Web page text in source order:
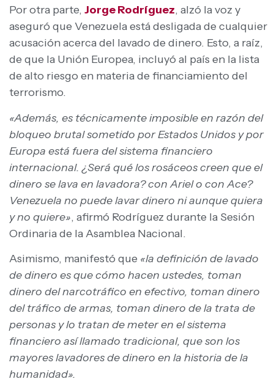
Por otra parte, Jorge Rodríguez, alzó la voz y
aseguró que Venezuela está desligada de cualquier
acusación acerca del lavado de dinero. Esto, a raíz,
de que la Unión Europea, incluyó al país en la lista
de alto riesgo en materia de financiamiento del
terrorismo.
«Además, es técnicamente imposible en razón del
bloqueo brutal sometido por Estados Unidos y por
Europa está fuera del sistema financiero
internacional. ¿Será qué los rosáceos creen que el
dinero se lava en lavadora? con Ariel o con Ace?
Venezuela no puede lavar dinero ni aunque quiera
y no quiere», afirmó Rodríguez durante la Sesión
Ordinaria de la Asamblea Nacional.
Asimismo, manifestó que «la definición de lavado
de dinero es que cómo hacen ustedes, toman
dinero del narcotráfico en efectivo, toman dinero
del tráfico de armas, toman dinero de la trata de
personas y lo tratan de meter en el sistema
financiero así llamado tradicional, que son los
mayores lavadores de dinero en la historia de la
humanidad».